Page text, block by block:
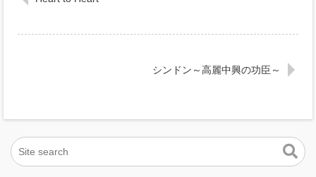
シンドン～高麗中興の功臣～